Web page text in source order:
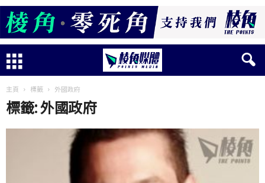
主頁 標籤 外國政府
標籤: 外國政府